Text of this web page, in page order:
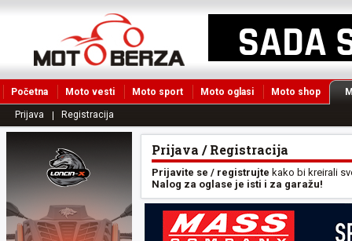
Početna Moto vesti Moto sport Moto oglasi Moto shop
Prijava Registracija
Prijava / Registracija
Prijavite se / registrujte kako bi kreirali
Nalog za oglase je isti i za garažu!